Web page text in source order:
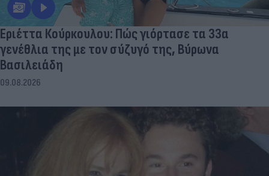
Εριέττα Κούρκουλου: Πώς γιόρτασε τα 33α
γενέθλια της με τον σύζυγό της, Βύρωνα
Βασιλειάδη
09.08.2026